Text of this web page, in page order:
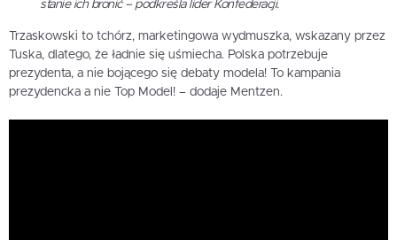
stanie ich bronić – podkreśla lider Konfederacji.
Trzaskowski to tchórz, marketingowa wydmuszka, wskazany przez
Tuska, dlatego, że ładnie się uśmiecha. Polska potrzebuje
prezydenta, a nie bojącego się debaty modela! To kampania
prezydencka a nie Top Model! – dodaje Mentzen.